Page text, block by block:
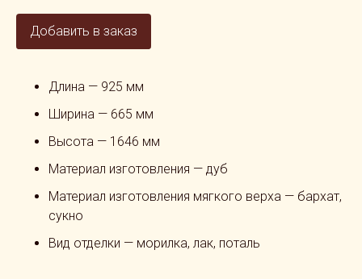
Добавить в заказ
Длина — 925 мм
Ширина — 665 мм
Высота — 1646 мм
Материал изготовления — дуб
Материал изготовления мягкого верха — бархат,
сукно
Вид отделки — морилка, лак, поталь